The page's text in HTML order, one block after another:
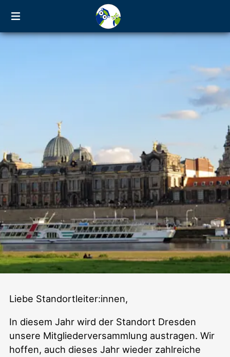
Mitgliederversammlung
2017
Liebe Standortleiter:innen,
In diesem Jahr wird der Standort Dresden
unsere Mitgliederversammlung austragen. Wir
hoffen, auch dieses Jahr wieder zahlreiche